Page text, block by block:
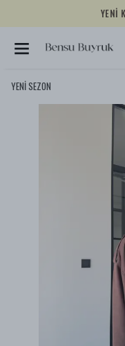
YENİ
YENİ SEZON